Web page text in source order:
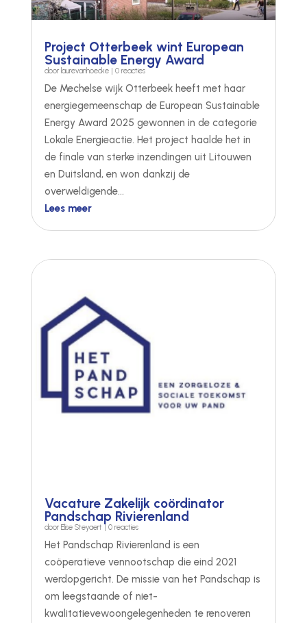
Project Otterbeek wint European
Sustainable Energy Award
door laurevanhoecke| 0 reacties
De Mechelse wijk Otterbeek heeft met haar
energiegemeenschap de European Sustainable
Energy Award 2025 gewonnen in de categorie
Lokale Energieactie. Het project haalde het in
de finale van sterke inzendingen uit Litouwen
en Duitsland, en won dankzij de
overweldigende...
Lees meer
Vacature Zakelijk coördinator
Pandschap Rivierenland
door Elise Steyaert | 0 reacties
Het Pandschap Rivierenland is een
coöperatieve vennootschap die eind 2021
werdopgericht. De missie van het Pandschap is
om leegstaande of niet-
kwalitatievewoongelegenheden te renoveren